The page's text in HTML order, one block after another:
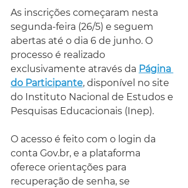
As inscrições começaram nesta
segunda-feira (26/5) e seguem
abertas até o dia 6 de junho. O
processo é realizado
exclusivamente através da Página
do Participante, disponível no site
do Instituto Nacional de Estudos e
Pesquisas Educacionais (Inep).
O acesso é feito com o login da
conta Gov.br, e a plataforma
oferece orientações para
recuperação de senha, se